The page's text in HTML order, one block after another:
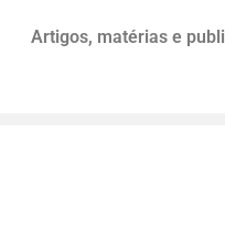
Artigos, matérias e